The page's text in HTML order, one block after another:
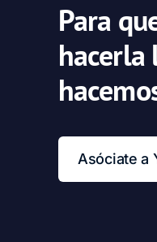
Para
hacerla
Asóciate a